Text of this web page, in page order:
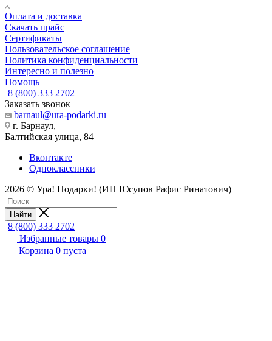
Оплата и доставка
Скачать прайс
Сертификаты
Пользовательское соглашение
Политика конфиденциальности
Интересно и полезно
Помощь
8 (800) 333 2702
Заказать звонок
barnaul@ura-podarki.ru
г. Барнаул,
Балтийская улица, 84
Вконтакте
Одноклассники
2026 © Ура! Подарки! (ИП Юсупов Рафис Ринатович)
Найти
8 (800) 333 2702
Избранные товары 0
Корзина 0 пуста